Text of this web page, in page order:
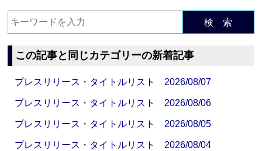
検 索
この記事と同じカテゴリーの新着記事
プレスリリース・タイトルリスト 2026/08/07
プレスリリース・タイトルリスト 2026/08/06
プレスリリース・タイトルリスト 2026/08/05
プレスリリース・タイトルリスト 2026/08/04